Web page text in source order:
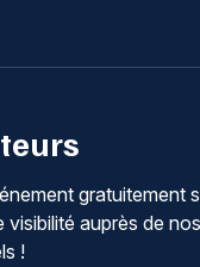
gratuitement
visibilité auprès de
!